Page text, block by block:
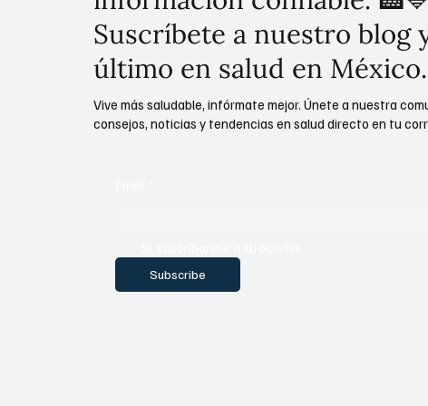
Suscríbete a nuestro blog
último en salud en México.
Subscribe
Vive más saludable, infórmate mejor. Únete a nuestra
consejos, noticias y tendencias en salud directo en tu